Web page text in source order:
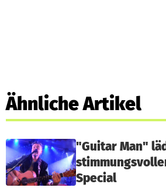
Ähnliche Artikel
"Guitar Man"
Special